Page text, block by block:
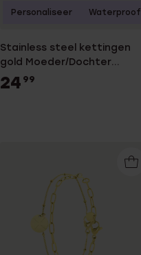
Stainless steel kettingen
gold Moeder/Dochter
hart/hart
24 99
Personaliseer Waterproof